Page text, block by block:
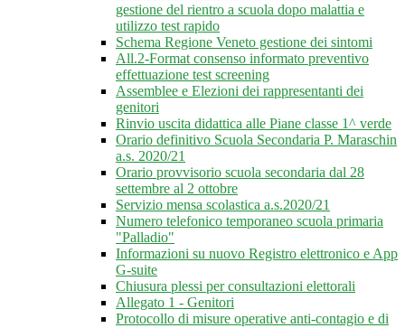
gestione del rientro a scuola dopo malattia e
utilizzo test rapido
Schema Regione Veneto gestione dei sintomi
All.2-Format consenso informato preventivo
effettuazione test screening
Assemblee e Elezioni dei rappresentanti dei
genitori
Rinvio uscita didattica alle Piane classe 1^ verde
Orario definitivo Scuola Secondaria P. Maraschin
a.s. 2020/21
Orario provvisorio scuola secondaria dal 28
settembre al 2 ottobre
Servizio mensa scolastica a.s.2020/21
Numero telefonico temporaneo scuola primaria
"Palladio"
Informazioni su nuovo Registro elettronico e App
G-suite
Chiusura plessi per consultazioni elettorali
Allegato 1 - Genitori
Protocollo di misure operative anti-contagio e di